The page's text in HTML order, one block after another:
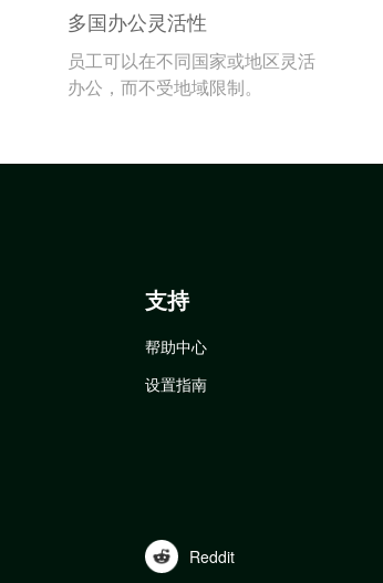
多国办公灵活性
员工可以在不同国家或地区灵活
办公，而不受地域限制。
支持
帮助中心
设置指南
Reddit